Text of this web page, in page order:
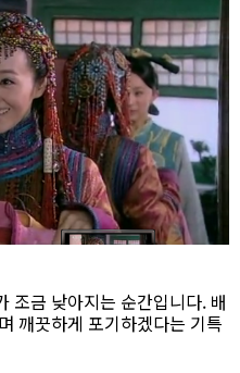
조금 낮아지는 순간입니다. 배
깨끗하게 포기하겠다는 기특